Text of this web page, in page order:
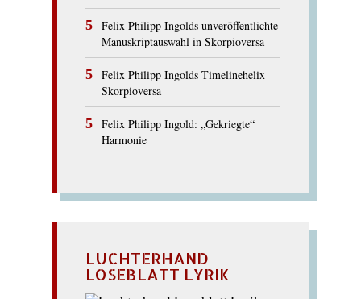
Felix Philipp Ingolds unveröffentlichte
Manuskriptauswahl in Skorpioversa
Felix Philipp Ingolds Timelinehelix
Skorpioversa
Felix Philipp Ingold: „Gekriegte“
Harmonie
LUCHTERHAND
LOSEBLATT LYRIK